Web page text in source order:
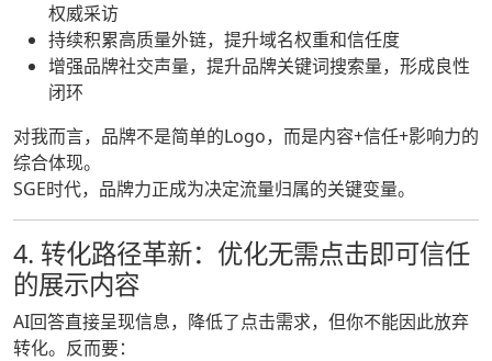
权威采访
持续积累高质量外链，提升域名权重和信任度
增强品牌社交声量，提升品牌关键词搜索量，形成良性
闭环
对我而言，品牌不是简单的Logo，而是内容+信任+影响力的
综合体现。
SGE时代，品牌力正成为决定流量归属的关键变量。
4. 转化路径革新：优化无需点击即可信任
的展示内容
AI回答直接呈现信息，降低了点击需求，但你不能因此放弃
转化。反而要：